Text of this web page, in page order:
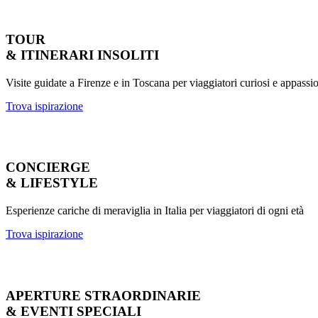
TOUR
& ITINERARI INSOLITI
Visite guidate a Firenze e in Toscana per viaggiatori curiosi e
Trova ispirazione
CONCIERGE
& LIFESTYLE
Esperienze cariche di meraviglia in Italia per viaggiatori di ogni età
Trova ispirazione
APERTURE STRAORDINARIE
& EVENTI SPECIALI